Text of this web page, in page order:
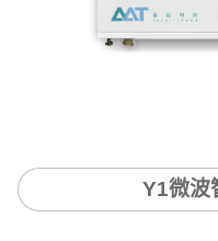
Y1微波